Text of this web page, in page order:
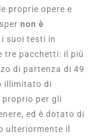
proprie opere e
non è
i suoi testi in
tre pacchetti: il più
di partenza di 49
illimitato di
per gli
ed è dotato di
ulteriormente il